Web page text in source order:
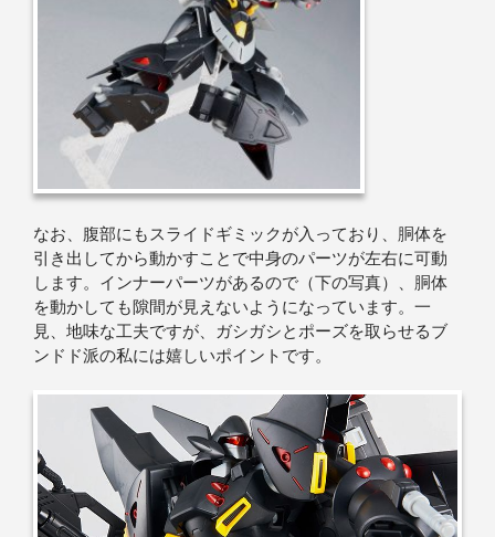
なお、腹部にもスライドギミックが入っており、胴体を
引き出してから動かすことで中身のパーツが左右に可動
します。インナーパーツがあるので（下の写真）、胴体
を動かしても隙間が見えないようになっています。一
見、地味な工夫ですが、ガシガシとポーズを取らせるブ
ンドド派の私には嬉しいポイントです。